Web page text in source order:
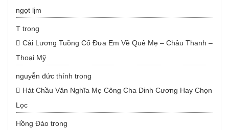
ngọt lịm
T trong
Cải Lương Tuồng Cổ Đưa Em Về Quê Mẹ – Châu Thanh –
Thoại Mỹ
nguyễn đức thính trong
Hát Chầu Văn Nghĩa Mẹ Công Cha Đinh Cương Hay Chọn
Lọc
Hồng Đào trong